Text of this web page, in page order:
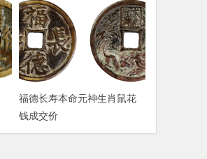
福德长寿本命元神生肖鼠花
钱成交价